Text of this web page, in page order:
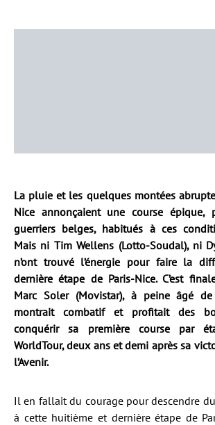
La pluie et les quelques montées
Nice annonçaient une course épique,
guerriers belges, habitués à ces
Mais ni Tim Wellens (Lotto-Soudal), ni
n’ont trouvé l’énergie pour faire la
dernière étape de Paris-Nice. C’est
Marc Soler (Movistar), à peine âgé
montrait combatif et profitait des
conquérir sa première course par
WorldTour, deux ans et demi après sa
l’Avenir.
Il en fallait du courage pour descendre
à cette huitième et dernière étape de